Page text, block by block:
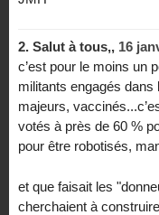
2. Salut à tous,, 16
c’est pour le moins un
militants engagés dans
majeurs,
votés à près de 60 %
pour être robotisés,
et que faisait les
cherchaient à